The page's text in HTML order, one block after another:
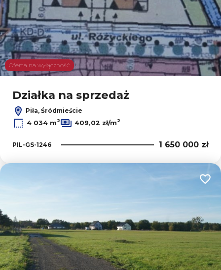
Oferta na wyłączność
Działka na sprzedaż
Piła, Śródmieście
4 034 m2 409,02 zł/m2
PIL-GS-1246 1 650 000 zł